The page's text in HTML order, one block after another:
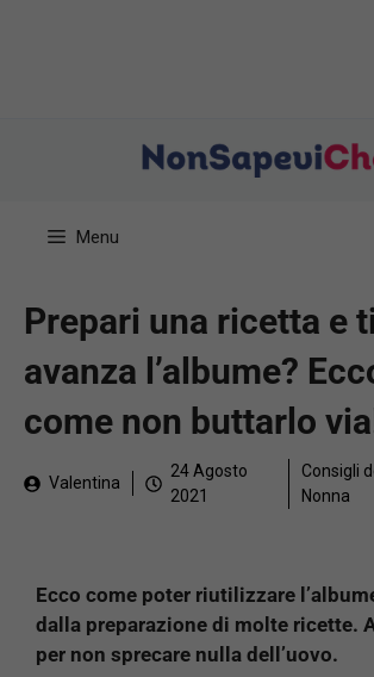
Menu
Prepari una ricetta e
avanza l’albume?
come non buttarlo
Valentina
24 Agosto
2021
Consigli
Nonna
Ecco come poter riutilizzare
dalla preparazione di molte ricette.
per non sprecare nulla dell’uovo.